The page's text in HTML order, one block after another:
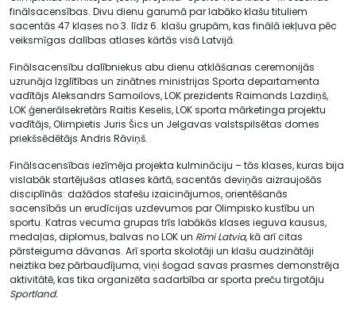
finālsacensības. Divu dienu garumā par labāko klašu tituliem
sacentās 47 klases no 3. līdz 6. klašu grupām, kas finālā iekļuva pēc
veiksmīgas dalības atlases kārtās visā Latvijā.
Finālsacensību dalībniekus abu dienu atklāšanas ceremonijās
uzrunāja Izglītības un zinātnes ministrijas Sporta departamenta
vadītājs Aleksandrs Samoilovs, LOK prezidents Raimonds Lazdiņš,
LOK ģenerālsekretārs Raitis Keselis, LOK sporta mārketinga projektu
vadītājs, Olimpietis Juris Šics un Jelgavas valstspilsētas domes
priekšsēdētājs Andris Rāviņš.
Finālsacensības iezīmēja projekta kulmināciju – tās klases, kuras bija
vislabāk startējušas atlases kārtā, sacentās deviņās aizraujošās
disciplīnās: dažādos stafešu izaicinājumos, orientēšanās
sacensībās un erudīcijas uzdevumos par Olimpisko kustību un
sportu. Katras vecuma grupas trīs labākās klases ieguva kausus,
medaļas, diplomus, balvas no LOK un Rimi Latvia, kā arī citas
pārsteiguma dāvanas. Arī sporta skolotāji un klašu audzinātāji
neiztika bez pārbaudījuma, viņi šogad savas prasmes demonstrēja
aktivitātē, kas tika organizēta sadarbība ar sporta preču tirgotāju
Sportland.